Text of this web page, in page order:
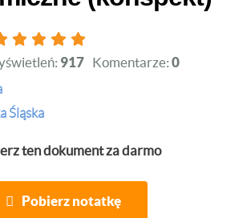
917 Komentarze: 0
Śląska
ten dokument za darmo
Pobierz notatkę